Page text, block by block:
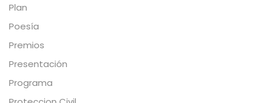
Plan
Poesía
Premios
Presentación
Programa